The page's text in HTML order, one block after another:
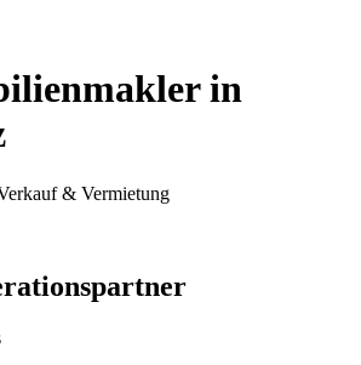
in
& Vermietung